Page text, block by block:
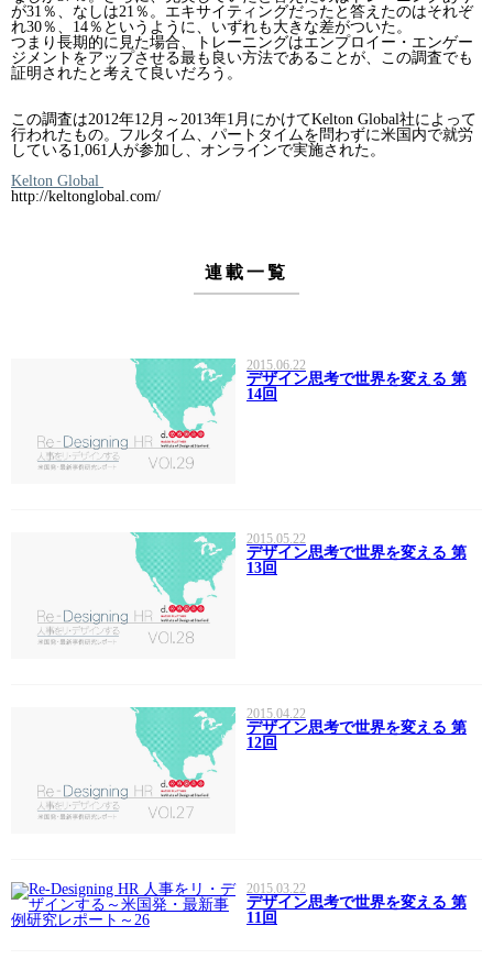
が31％、なしは21％。エキサイティングだったと答えたのはそれぞ
れ30％、14％というように、いずれも大きな差がついた。
つまり長期的に見た場合、トレーニングはエンプロイー・エンゲー
ジメントをアップさせる最も良い方法であることが、この調査でも
証明されたと考えて良いだろう。
この調査は2012年12月～2013年1月にかけてKelton Global社によって
行われたもの。フルタイム、パートタイムを問わずに米国内で就労
している1,061人が参加し、オンラインで実施された。
Kelton Global
http://keltonglobal.com/
連載一覧
2015.06.22
デザイン思考で世界を変える 第
14回
2015.05.22
デザイン思考で世界を変える 第
13回
2015.04.22
デザイン思考で世界を変える 第
12回
2015.03.22
デザイン思考で世界を変える 第
11回